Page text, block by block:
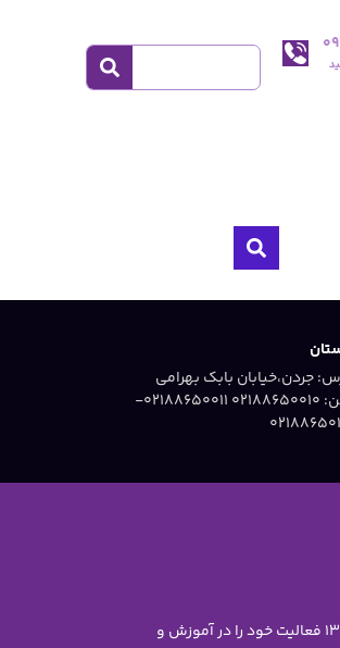
جردن،خیابان بابک بهرامی
تلفن: 02188650010 ۰۲۱۸۸۶۵۰۰۱۱-
موسس مجموعه سرکار خانم معصومه جاویدی تحصیلات خود را در رشته مهندسی شیمی با رتبه ممتاز علمی در دانشگاه تهران به پایان رساندند . وی از سال 1364 فعالیت خود را در آموزش و